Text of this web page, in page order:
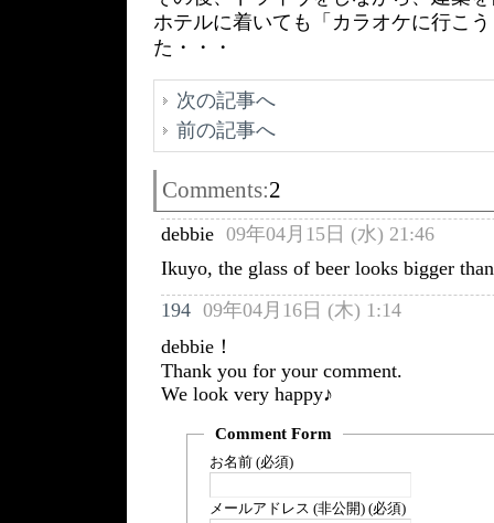
ホテルに着いても「カラオケに行こ
た・・・
次の記事へ
前の記事へ
Comments:2
debbie 09年04月15日 (水) 21:46
Ikuyo, the glass of beer looks bigger
194 09年04月16日 (木) 1:14
debbie！
Thank you for your comment.
We look very happy♪
Comment Form
お名前 (必須)
メールアドレス (非公開) (必須)